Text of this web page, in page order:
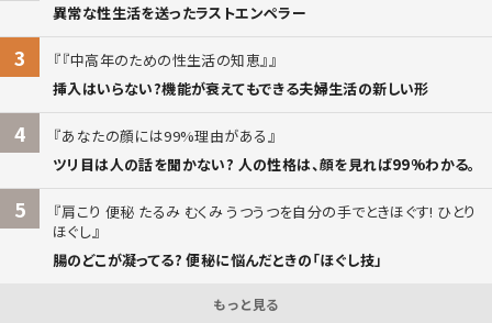
異常な性生活を送ったラストエンペラー
3
『中高年のための性生活の知恵』
挿入はいらない?機能が衰えてもできる夫婦生活の新しい形
4
あなたの顔には99%理由がある
ツリ目は人の話を聞かない? 人の性格は、顔を見れば99%わかる。
5
肩こり 便秘 たるみ むくみ うつうつを自分の手でときほぐす! ひとり
ほぐし
腸のどこが凝ってる? 便秘に悩んだときの「ほぐし技」
もっと見る